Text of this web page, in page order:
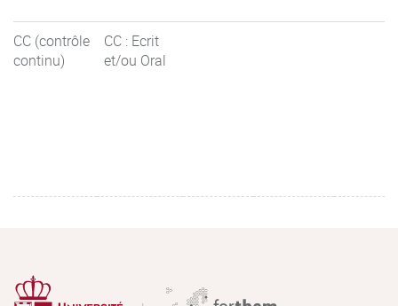
CC (contrôle
continu)
CC : Ecrit
et/ou Oral